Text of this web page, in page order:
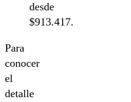
desde
$913.417.
Para
conocer
el
detalle